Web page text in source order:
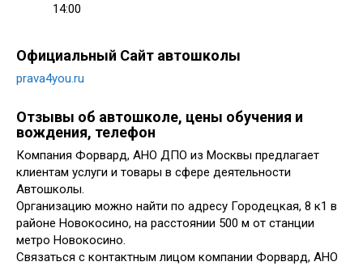
14:00
Официальный Сайт автошколы
prava4you.ru
Отзывы об автошколе, цены обучения и
вождения, телефон
Компания Форвард, АНО ДПО из Москвы предлагает
клиентам услуги и товары в сфере деятельности
Автошколы.
Организацию можно найти по адресу Городецкая, 8 к1 в
районе Новокосино, на расстоянии 500 м от станции
метро Новокосино.
Связаться с контактным лицом компании Форвард, АНО